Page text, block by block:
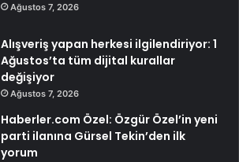
Ağustos 7, 2026
Alışveriş yapan herkesi ilgilendiriyor: 1
Ağustos’ta tüm dijital kurallar
değişiyor
Ağustos 7, 2026
Haberler.com Özel: Özgür Özel’in yeni
parti ilanına Gürsel Tekin’den ilk
yorum